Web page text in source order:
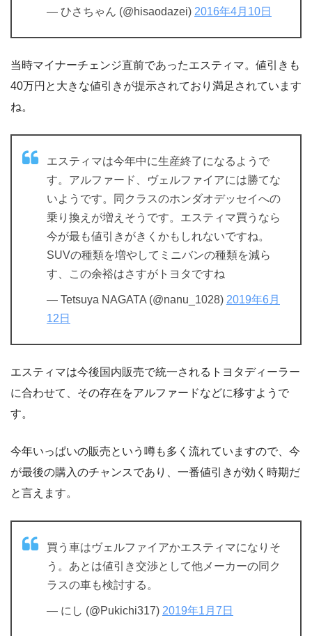
— ひさちゃん (@hisaodazei) 2016年4月10日
当時マイナーチェンジ直前であったエスティマ。値引きも
40万円と大きな値引きが提示されており満足されています
ね。
エスティマは今年中に生産終了になるようで
す。アルファード、ヴェルファイアには勝てな
いようです。同クラスのホンダオデッセイへの
乗り換えが増えそうです。エスティマ買うなら
今が最も値引きがきくかもしれないですね。
SUVの種類を増やしてミニバンの種類を減ら
す、この余裕はさすがトヨタですね
— Tetsuya NAGATA (@nanu_1028) 2019年6月
12日
エスティマは今後国内販売で統一されるトヨタディーラー
に合わせて、その存在をアルファードなどに移すようで
す。
今年いっぱいの販売という噂も多く流れていますので、今
が最後の購入のチャンスであり、一番値引きが効く時期だ
と言えます。
買う車はヴェルファイアかエスティマになりそ
う。あとは値引き交渉として他メーカーの同ク
ラスの車も検討する。
— にし (@Pukichi317) 2019年1月7日